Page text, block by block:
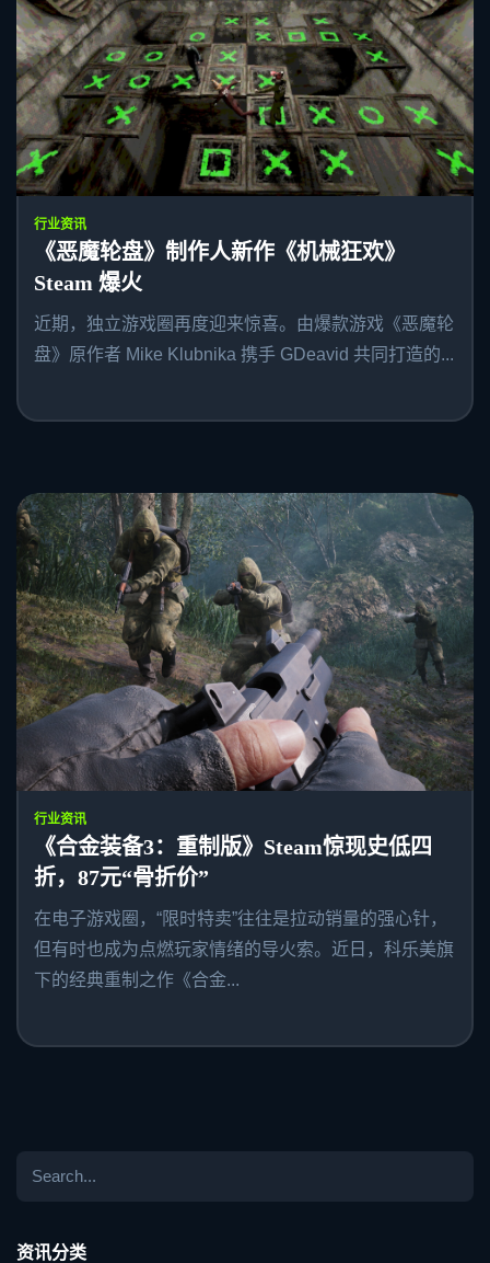
行业资讯
《恶魔轮盘》制作人新作《机械狂欢》
Steam 爆火
近期，独立游戏圈再度迎来惊喜。由爆款游戏《恶魔轮
盘》原作者 Mike Klubnika 携手 GDeavid 共同打造的...
行业资讯
《合金装备3：重制版》Steam惊现史低四
折，87元“骨折价”
在电子游戏圈，“限时特卖”往往是拉动销量的强心针，
但有时也成为点燃玩家情绪的导火索。近日，科乐美旗
下的经典重制之作《合金...
资讯分类